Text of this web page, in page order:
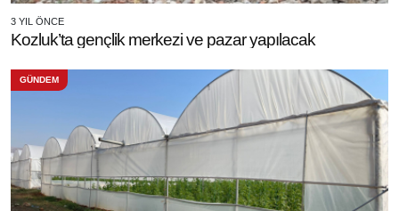
3 YIL ÖNCE
Kozluk’ta gençlik merkezi ve pazar yapılacak
GÜNDEM